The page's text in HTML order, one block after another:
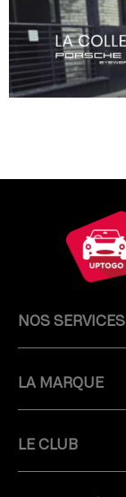
NOS SERVICES
LA MARQUE
LE CLUB